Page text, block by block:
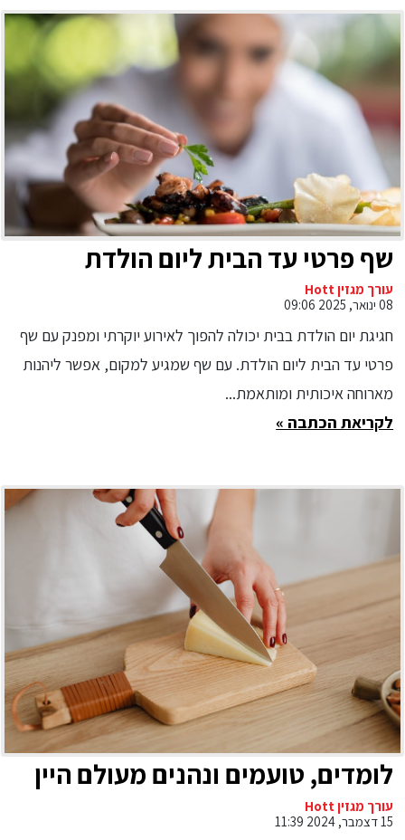
שף פרטי עד הבית ליום הולדת
עורך מגזין Hott
08 ינואר, 2025 09:06
חגיגת יום הולדת בבית יכולה להפוך לאירוע יוקרתי ומפנק עם שף
פרטי עד הבית ליום הולדת. עם שף שמגיע למקום, אפשר ליהנות
מארוחה איכותית ומותאמת...
לקריאת הכתבה »
לומדים, טועמים ונהנים מעולם היין
עורך מגזין Hott
15 דצמבר, 2024 11:39